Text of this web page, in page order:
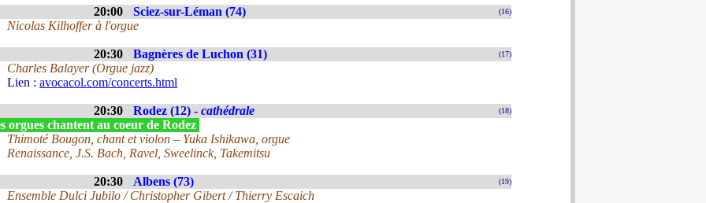
20:00 Sciez-sur-Léman (74) (16)
Nicolas Kilhoffer à l'orgue
20:30 Bagnères de Luchon (31) (17)
Charles Balayer (Orgue jazz)
Lien : avocacol.com/concerts.html
20:30 Rodez (12) - cathédrale (18)
orgues chantent au coeur de Rodez
Thimoté Bougon, chant et violon – Yuka Ishikawa, orgue
Renaissance, J.S. Bach, Ravel, Sweelinck, Takemitsu
20:30 Albens (73) (19)
Ensemble Dulci Jubilo / Christopher Gibert / Thierry Escaich